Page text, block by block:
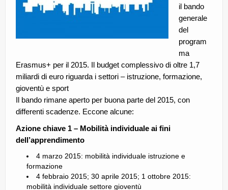
il bando
generale
del
program
ma
Erasmus+ per il 2015. Il budget complessivo di oltre 1,7
miliardi di euro riguarda i settori – istruzione, formazione,
gioventù e sport
Il bando rimane aperto per buona parte del 2015, con
differenti scadenze. Eccone alcune:
Azione chiave 1 – Mobilità individuale ai fini
dell’apprendimento
4 marzo 2015: mobilità individuale istruzione e
formazione
4 febbraio 2015; 30 aprile 2015; 1 ottobre 2015:
mobilità individuale settore gioventù